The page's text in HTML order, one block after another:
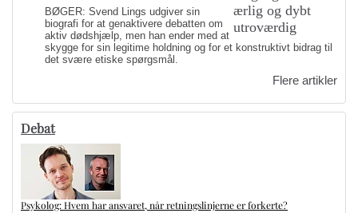
BØGER: Svend Lings udgiver sin
biografi for at genaktivere debatten om
aktiv dødshjælp, men han ender med at
skygge for sin legitime holdning og for et konstruktivt bidrag til
det svære etiske spørgsmål.
Flere artikler
Debat
Psykolog: Hvem har ansvaret, når retningslinjerne er forkerte?